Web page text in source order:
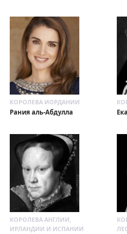
КОРОЛЕВА ИОРДАНИИ
Рания аль-Абдулла
КОРОЛЕВА АНГЛИИ,
ИРЛАНДИИ И ИСПАНИИ